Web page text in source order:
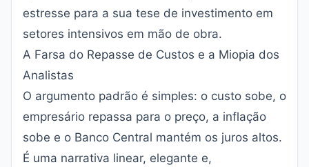
estresse para a sua tese de investimento em
setores intensivos em mão de obra.
A Farsa do Repasse de Custos e a Miopia dos
Analistas
O argumento padrão é simples: o custo sobe, o
empresário repassa para o preço, a inflação
sobe e o Banco Central mantém os juros altos.
É uma narrativa linear, elegante e,